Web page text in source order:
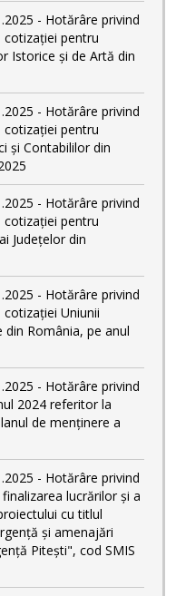
- Hotărâre privind
cotizației pentru
Istorice și de Artă din
- Hotărâre privind
cotizației pentru
și Contabililor din
- Hotărâre privind
cotizației pentru
Județelor din
- Hotărâre privind
Uniunii
din România, pe anul
- Hotărâre privind
2024 referitor la
de menținere a
- Hotărâre privind
lucrărilor și a
cu titlul
și amenajări
Pitești", cod SMIS